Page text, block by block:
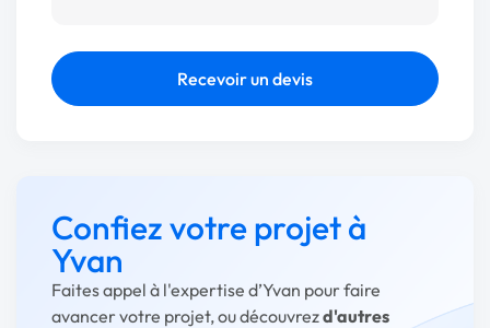
Recevoir un devis
Confiez votre projet à
Yvan
Faites appel à l'expertise d’Yvan pour faire
avancer votre projet, ou découvrezd'autres